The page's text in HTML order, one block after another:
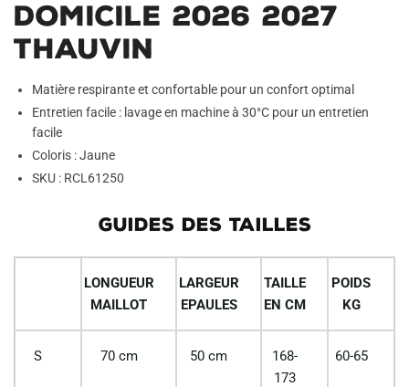
:Domicile 2026 2027
Thauvin
Matière respirante et confortable pour un confort optimal
Entretien facile : lavage en machine à 30°C pour un entretien
facile
Coloris : Jaune
SKU : RCL61250
GUIDES DES TAILLES
LONGUEUR
MAILLOT
LARGEUR
EPAULES
TAILLE
EN CM
POIDS
KG
S 70 cm 50 cm
168-
173
60-65